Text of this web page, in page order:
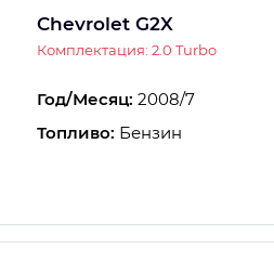
Chevrolet G2X
Комплектация: 2.0 Turbo
Год/Месяц: 2008/7
Топливо: Бензин